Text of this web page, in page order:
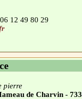
12 49 80 29
pierre
de Charvin -